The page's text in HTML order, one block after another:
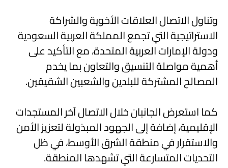
وتناول الاتصال العلاقات الأخوية والشراكة
الاستراتيجية التي تجمع المملكة العربية السعودية
ودولة الإمارات العربية المتحدة، مع التأكيد على
أهمية مواصلة التنسيق والتعاون بما يخدم
المصالح المشتركة للبلدين والشعبين الشقيقين.
كما استعرض الجانبان خلال الاتصال آخر المستجدات
الإقليمية، إضافة إلى الجهود المبذولة لتعزيز الأمن
والاستقرار في منطقة الشرق الأوسط، في ظل
التحديات المتسارعة التي تشهدها المنطقة.